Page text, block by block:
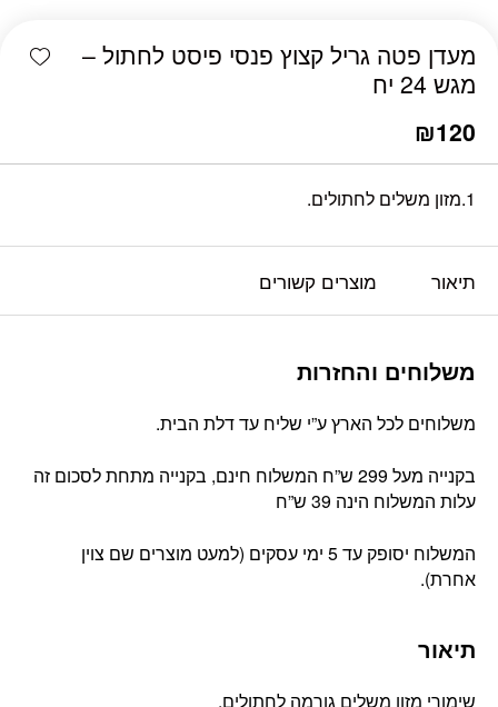
מעדן פטה גריל קצוץ פנסי פיסט לחתול –
מגש 24 יח
₪120
1.מזון משלים לחתולים.
תיאור מוצרים קשורים
משלוחים והחזרות
משלוחים לכל הארץ ע”י שליח עד דלת הבית.
בקנייה מעל 299 ש”ח המשלוח חינם, בקנייה מתחת לסכום זה
עלות המשלוח הינה 39 ש”ח
המשלוח יסופק עד 5 ימי עסקים (למעט מוצרים שם צוין
אחרת).
תיאור
שימורי מזון משלים גורמה לחתולים.